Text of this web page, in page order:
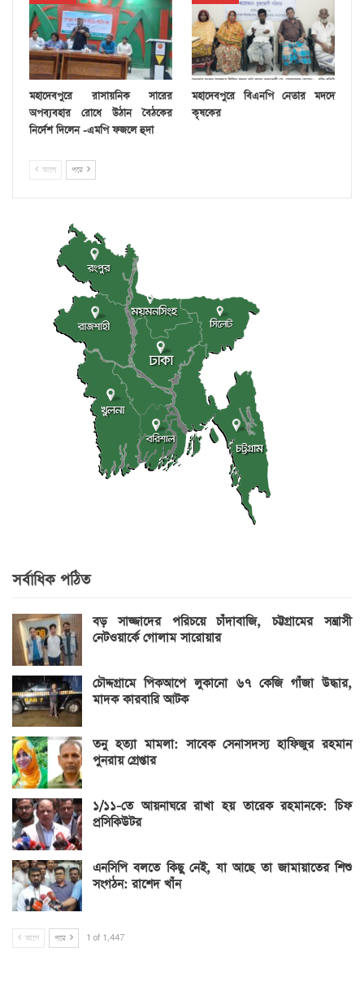
মহাদেবপুরে রাসায়নিক সারের
অপব্যবহার রোধে উঠান বৈঠকের
নির্দেশ দিলেন -এমপি ফজলে হুদা
মহাদেবপুরে বিএনপি নেতার মদদে
কৃষকের
আগে পরে
সর্বাধিক পঠিত
বড় সাজ্জাদের পরিচয়ে চাঁদাবাজি, চট্টগ্রামের সন্ত্রাসী
নেটওয়ার্কে গোলাম সারোয়ার
চৌদ্দগ্রামে পিকআপে লুকানো ৬৭ কেজি গাঁজা উদ্ধার,
মাদক কারবারি আটক
তনু হত্যা মামলা: সাবেক সেনাসদস্য হাফিজুর রহমান
পুনরায় গ্রেপ্তার
১/১১-তে আয়নাঘরে রাখা হয় তারেক রহমানকে: চিফ
প্রসিকিউটর
এনসিপি বলতে কিছু নেই, যা আছে তা জামায়াতের শিশু
সংগঠন: রাশেদ খাঁন
আগে পরে 1 of 1,447